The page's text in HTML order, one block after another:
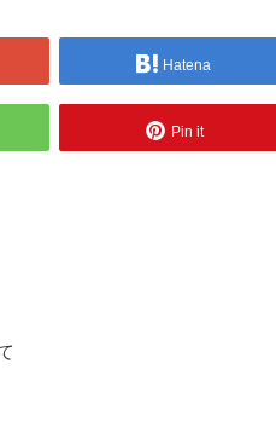
Hatena
Pin it